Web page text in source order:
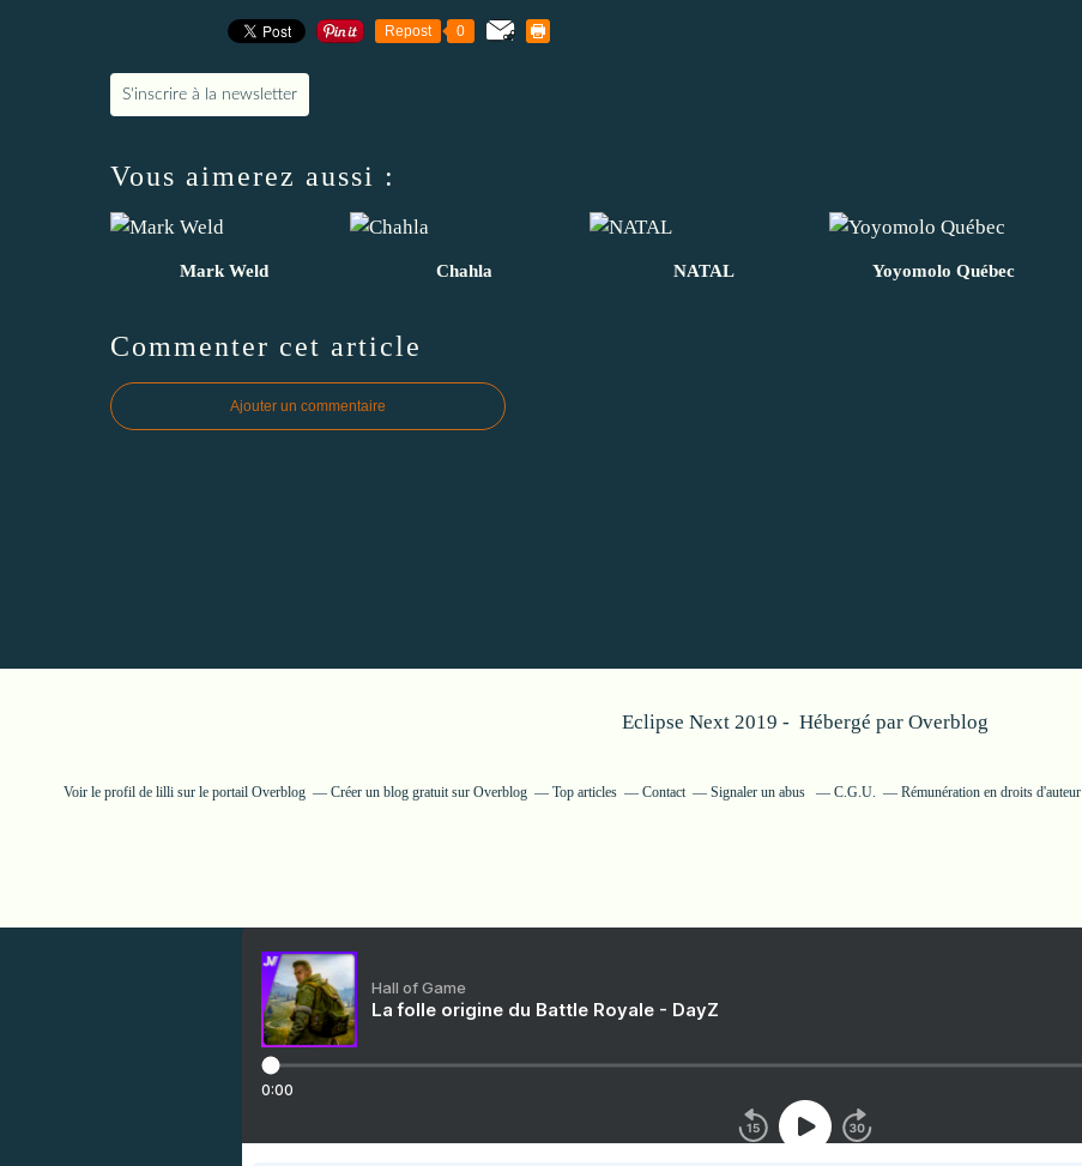
Repost 0
S'inscrire à la newsletter
Vous aimerez aussi :
Mark Weld Chahla NATAL Yoyomolo Québec
Commenter cet article
Ajouter un commentaire
Eclipse Next 2019 - Hébergé par Overblog
Voir le profil de lilli sur le portail Overblog Créer un blog gratuit sur Overblog Top articles Contact Signaler un abus C.G.U. Rémunération en droits d'auteur
Hall of Game
La folle origine du Battle Royale - DayZ
0:00